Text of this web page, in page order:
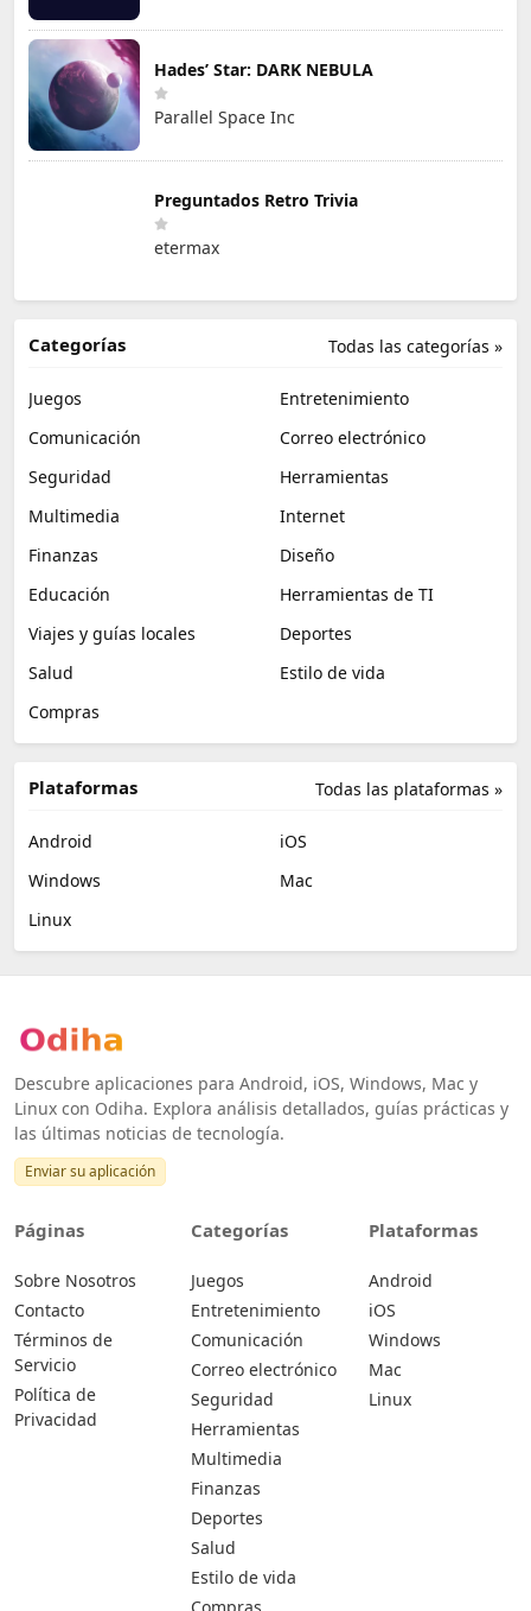
Hades’ Star: DARK NEBULA
Parallel Space Inc
Preguntados Retro Trivia
etermax
Todas las categorías »
Categorías
Juegos
Entretenimiento
Comunicación
Correo electrónico
Seguridad
Herramientas
Multimedia
Internet
Finanzas
Diseño
Educación
Herramientas de TI
Viajes y guías locales
Deportes
Salud
Estilo de vida
Compras
Todas las plataformas »
Plataformas
Android
iOS
Windows
Mac
Linux
Descubre aplicaciones para Android, iOS, Windows, Mac y
Linux con Odiha. Explora análisis detallados, guías prácticas y
las últimas noticias de tecnología.
Enviar su aplicación
Páginas
Sobre Nosotros
Contacto
Términos de
Servicio
Política de
Privacidad
Categorías
Juegos
Entretenimiento
Comunicación
Correo electrónico
Seguridad
Herramientas
Multimedia
Finanzas
Deportes
Salud
Estilo de vida
Compras
Plataformas
Android
iOS
Windows
Mac
Linux